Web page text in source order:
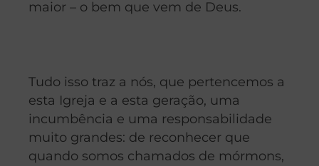
maior – o bem que vem de Deus.
Tudo isso traz a nós, que pertencemos a
esta Igreja e a esta geração, uma
incumbência e uma responsabilidade
muito grandes: de reconhecer que
quando somos chamados de mórmons,